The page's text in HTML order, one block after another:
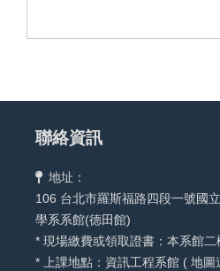
聯絡資訊
地址：
106 台北市羅斯福路四段一號國
學系系館(德田館)
* 現場繳費或領取證書：本系館
* 上課地點：資訊工程系館 ( 地圖